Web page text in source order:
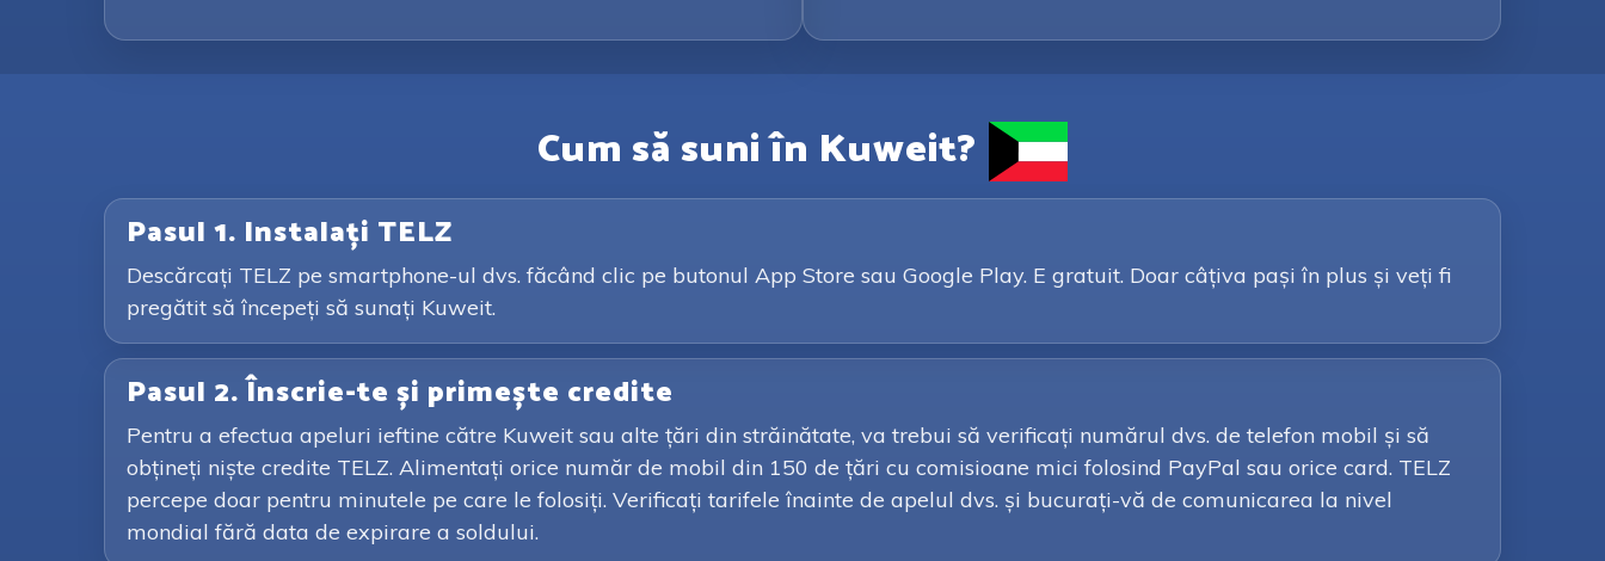
Cum să suni în Kuweit?
Pasul 1. Instalați TELZ
Descărcați TELZ pe smartphone-ul dvs. făcând clic pe butonul App Store sau Google Play. E gratuit. Doar câțiva pași în plus și veți fi
pregătit să începeți să sunați Kuweit.
Pasul 2. Înscrie-te și primește credite
Pentru a efectua apeluri ieftine către Kuweit sau alte țări din străinătate, va trebui să verificați numărul dvs. de telefon mobil și să
obțineți niște credite TELZ. Alimentați orice număr de mobil din 150 de țări cu comisioane mici folosind PayPal sau orice card. TELZ
percepe doar pentru minutele pe care le folosiți. Verificați tarifele înainte de apelul dvs. și bucurați-vă de comunicarea la nivel
mondial fără data de expirare a soldului.